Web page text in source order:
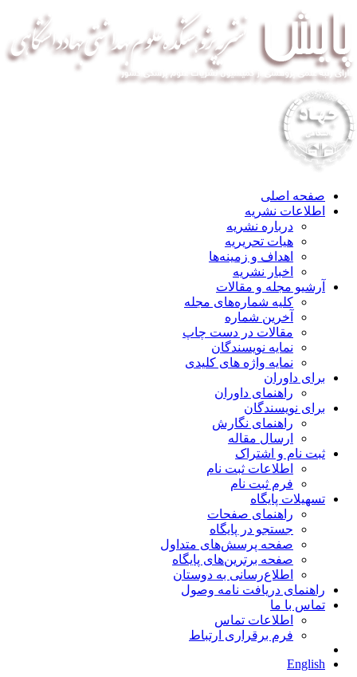
صفحه اصلی
اطلاعات نشریه
درباره نشریه
هیات تحریریه
اهداف و زمینه‌ها
اخبار نشریه
آرشیو مجله و مقالات
کلیه شماره‌های مجله
آخرین شماره
مقالات در دست چاپ
نمایه نویسندگان
نمایه واژه های کلیدی
برای داوران
راهنمای داوران
برای نویسندگان
راهنمای نگارش
ارسال مقاله
ثبت نام و اشتراک
اطلاعات ثبت نام
فرم ثبت نام
تسهیلات پایگاه
راهنمای صفحات
جستجو در پایگاه
صفحه پرسش‌های متداول
صفحه برترین‌های پایگاه
اطلاع‌رسانی به دوستان
راهنمای دریافت نامه وصول
تماس با ما
اطلاعات تماس
فرم برقراری ارتباط
English